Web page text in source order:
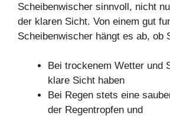
Scheibenwischer sinnvoll, nicht
der klaren Sicht. Von einem gut
Scheibenwischer hängt es ab, ob
Bei trockenem Wetter und
klare Sicht haben
Bei Regen stets eine
der Regentropfen und